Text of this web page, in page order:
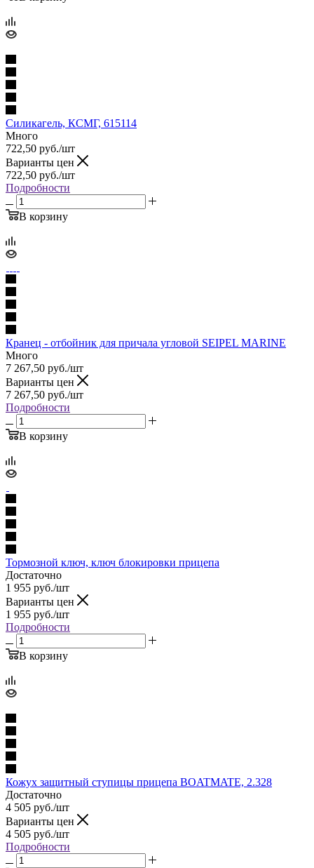
Силикагель, КСМГ, 615114
Много
722,50 руб./шт
Варианты цен
722,50 руб./шт
Подробности
В корзину
Кранец - отбойник для причала угловой SEIPEL MARINE
Много
7 267,50 руб./шт
Варианты цен
7 267,50 руб./шт
Подробности
В корзину
Тормозной ключ, ключ блокировки прицепа
Достаточно
1 955 руб./шт
Варианты цен
1 955 руб./шт
Подробности
В корзину
Кожух защитный ступицы прицепа BOATMATE, 2.328
Достаточно
4 505 руб./шт
Варианты цен
4 505 руб./шт
Подробности